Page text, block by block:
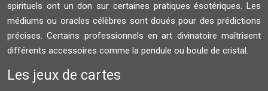
spirituels ont un don sur certaines pratiques ésotériques. Les
médiums ou oracles célèbres sont doués pour des prédictions
précises. Certains professionnels en art divinatoire maîtrisent
différents accessoires comme la pendule ou boule de cristal.
Les jeux de cartes